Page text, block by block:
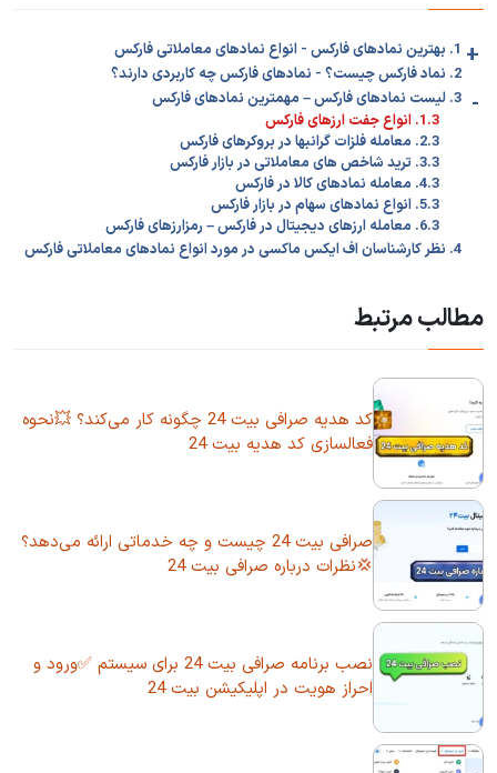
1. بهترین نمادهای فارکس - انواع نمادهای معاملاتی فارکس +
2. نماد فارکس چیست؟ - نمادهای فارکس چه کاربردی دارند؟
3. لیست نمادهای فارکس – مهمترین نمادهای فارکس -
1.3. انواع جفت ارزهای فارکس
2.3. معامله فلزات گرانبها در بروکرهای فارکس
3.3. ترید شاخص های معاملاتی در بازار فارکس
4.3. معامله نمادهای کالا در فارکس
5.3. انواع نمادهای سهام در بازار فارکس
6.3. معامله ارزهای دیجیتال در فارکس – رمزارزهای فارکس
4. نظر کارشناسان اف ایکس ماکسی در مورد انواع نمادهای معاملاتی فارکس
مطالب مرتبط
کد هدیه صرافی بیت 24 چگونه کار می‌کند؟ 💥نحوه
فعالسازی کد هدیه بیت 24
صرافی بیت 24 چیست و چه خدماتی ارائه می‌دهد؟
💢نظرات درباره صرافی بیت 24
نصب برنامه صرافی بیت 24 برای سیستم ✅ورود و
احراز هویت در اپلیکیشن بیت 24